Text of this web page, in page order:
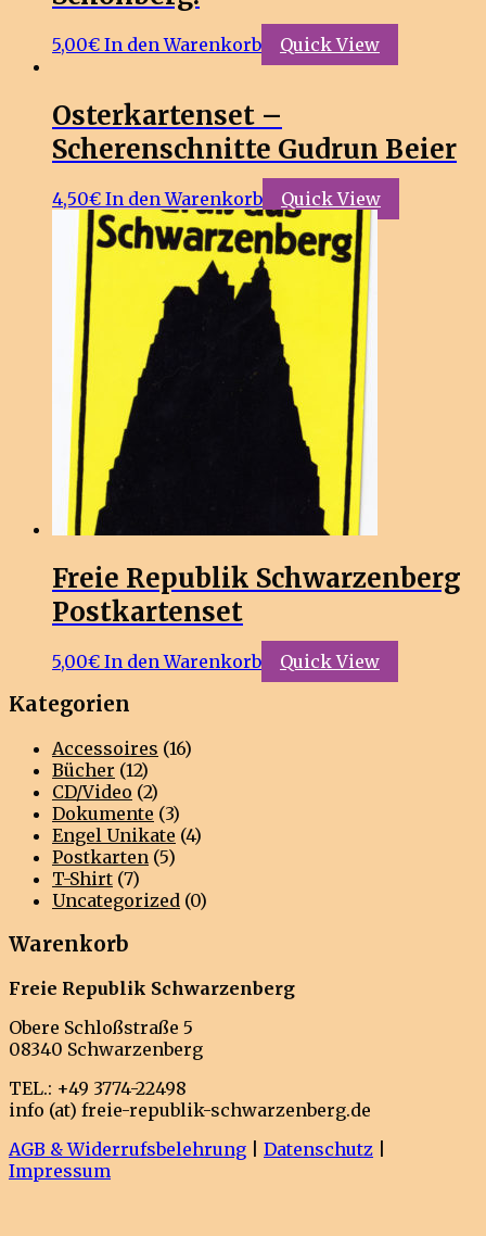
5,00€ In den Warenkorb Quick View
Osterkartenset –
Scherenschnitte Gudrun Beier
4,50€ In den Warenkorb Quick View
Freie Republik Schwarzenberg
Postkartenset
5,00€ In den Warenkorb Quick View
Kategorien
Accessoires (16)
Bücher (12)
CD/Video (2)
Dokumente (3)
Engel Unikate (4)
Postkarten (5)
T-Shirt (7)
Uncategorized (0)
Warenkorb
Freie Republik Schwarzenberg
Obere Schloßstraße 5
08340 Schwarzenberg
TEL.: +49 3774-22498
info (at) freie-republik-schwarzenberg.de
AGB & Widerrufsbelehrung
Datenschutz
Impressum